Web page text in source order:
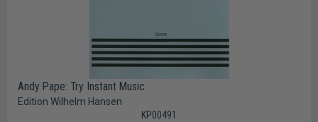
Andy Pape: Try Instant Music
Edition Wilhelm Hansen
KP00491